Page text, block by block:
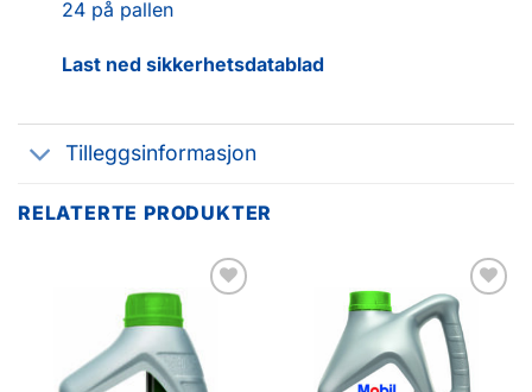
24 på pallen
Last ned sikkerhetsdatablad
Tilleggsinformasjon
RELATERTE PRODUKTER
favoritter
Legg til
favoritter